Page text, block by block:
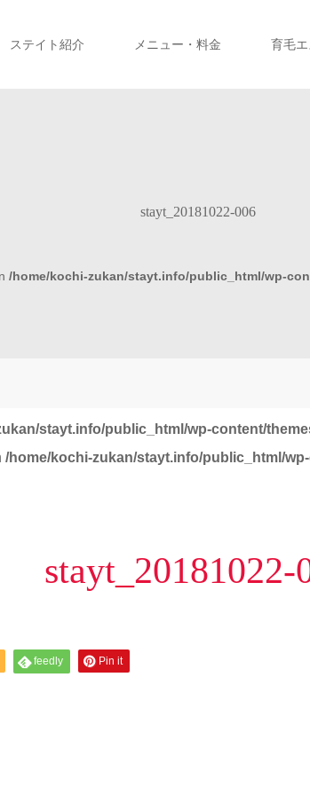
ステイト紹介 メニュー・料金 育毛
stayt_20181022-006
/home/kochi-zukan/stayt.info/public_html/wp-
stayt.info/public_html/wp-content/
/home/kochi-zukan/stayt.info/public_html/
stayt_20181022-
feedly Pin it